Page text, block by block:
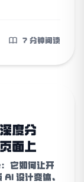
7 分钟阅读
度分
面上
它如何让开
设计变体、